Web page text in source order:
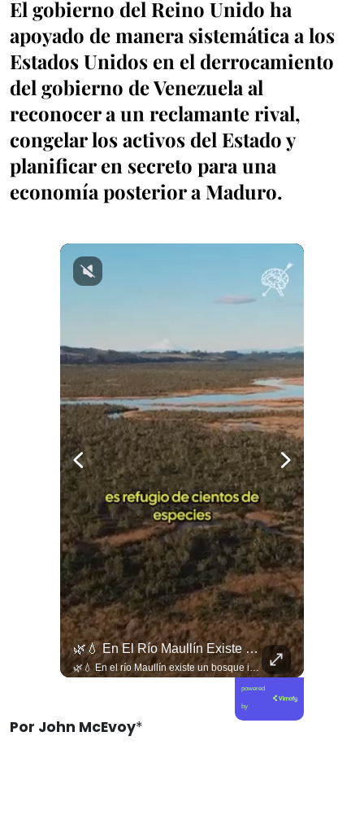
El gobierno del Reino Unido ha
apoyado de manera sistemática a los
Estados Unidos en el derrocamiento
del gobierno de Venezuela al
reconocer a un reclamante rival,
congelar los activos del Estado y
planificar en secreto para una
economía posterior a Maduro.
🌿💧 En El Río Maullín Existe Un Bosque Inundado Único En Chile, Hogar Del Huillín Y De Cientos De Especies.
🌿💧 En el río Maullín existe un bosque inundado único en Chile, hogar del huillín y de cientos de especies. Conoce la campaña “Una Mano por el Bosque Hundido” y cómo puedes colaborar en legadochile.cl/una-mano-por-el-bosque-hundido. 🦦🍃 Déjanos tu opinión en los comentarios y revisa esta y más noticias en elciudadano.com y en tu #canalciudadano🧠
powered
by
Por John McEvoy*